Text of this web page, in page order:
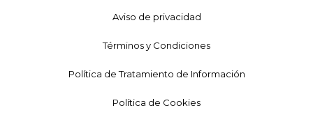
Aviso de privacidad
Términos y Condiciones
Política de Tratamiento de Información
Política de Cookies